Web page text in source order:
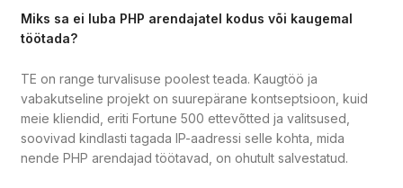
Miks sa ei luba PHP arendajatel kodus või kaugemal
töötada?
TE on range turvalisuse poolest teada. Kaugtöö ja
vabakutseline projekt on suurepärane kontseptsioon, kuid
meie kliendid, eriti Fortune 500 ettevõtted ja valitsused,
soovivad kindlasti tagada IP-aadressi selle kohta, mida
nende PHP arendajad töötavad, on ohutult salvestatud.